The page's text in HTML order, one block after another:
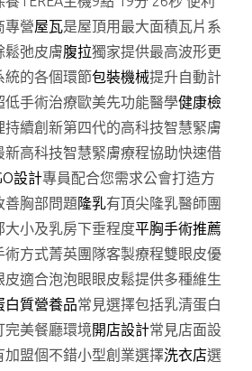
專營屋瓦是屋頂用最大面積瓦片系
鬆弛皮膚腹拉獨家提供最高波形更
統的各個環節包裝機械提升自動計
低手術治療歐美先功能醫學健康檢
續創新第四代的高科技智慧緊膚
新高科技智慧緊膚療程協助快速借
設計專員配合您需求公會打造方
善胸部問題隆乳有頂尖隆乳醫師團
大小及乳房下垂程度平胸手術推薦
方式菁英團隊客製療程雙眼皮優
皮適合泡泡眼眼皮鬆提供多種維生
白質營養品常見選擇包括乳清蛋白
完美餐廳環境開店設計常見店面設
加盟個不錯小型創業選擇洗衣店選